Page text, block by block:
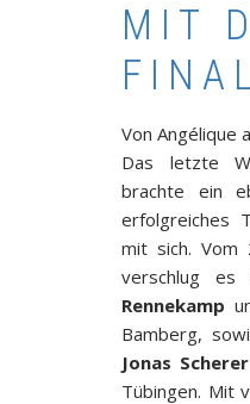
MIT
Von Angélique
Das letzte
brachte ein
erfolgreiches
mit sich. Vom
verschlug es
Rennekamp
Bamberg,
Jonas Scherer
Tübingen. Mit